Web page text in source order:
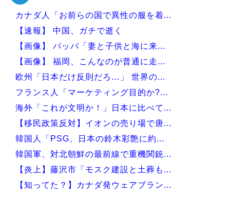
Powered by livedoor 相互RSS
カナダ人「お前らの国で異性の服を着...
【速報】 中国、ガチで逝く
【画像】 パッパ「妻と子供と海に来...
【画像】 福岡、こんなのが普通に走...
欧州「日本だけ反則だろ…」 世界の...
フランス人「マーケティング目的か?...
海外「これが文明か！」日本に比べて...
【移民政策反対】イオンの売り場で唐...
韓国人「PSG、日本の鈴木彩艶に約...
韓国軍、対北朝鮮の最前線で重機関銃...
【炎上】藤沢市「モスク建設と土葬も...
【知ってた？】カナダ発ウェアブラン...